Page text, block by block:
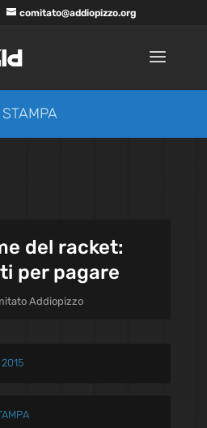
comitato@addiopizzo.org
del racket:
per pagare
Addiopizzo